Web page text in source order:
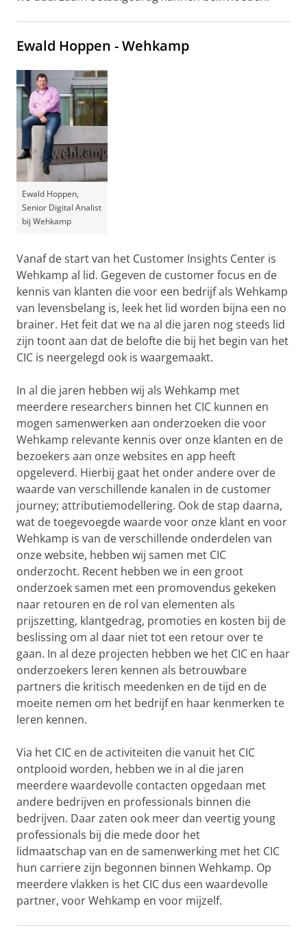
Ewald Hoppen - Wehkamp
Ewald Hoppen,
Senior Digital Analist
bij Wehkamp
Vanaf de start van het Customer Insights Center is
Wehkamp al lid. Gegeven de customer focus en de
kennis van klanten die voor een bedrijf als Wehkamp
van levensbelang is, leek het lid worden bijna een no
brainer. Het feit dat we na al die jaren nog steeds lid
zijn toont aan dat de belofte die bij het begin van het
CIC is neergelegd ook is waargemaakt.
In al die jaren hebben wij als Wehkamp met
meerdere researchers binnen het CIC kunnen en
mogen samenwerken aan onderzoeken die voor
Wehkamp relevante kennis over onze klanten en de
bezoekers aan onze websites en app heeft
opgeleverd. Hierbij gaat het onder andere over de
waarde van verschillende kanalen in de customer
journey; attributiemodellering. Ook de stap daarna,
wat de toegevoegde waarde voor onze klant en voor
Wehkamp is van de verschillende onderdelen van
onze website, hebben wij samen met CIC
onderzocht. Recent hebben we in een groot
onderzoek samen met een promovendus gekeken
naar retouren en de rol van elementen als
prijszetting, klantgedrag, promoties en kosten bij de
beslissing om al daar niet tot een retour over te
gaan. In al deze projecten hebben we het CIC en haar
onderzoekers leren kennen als betrouwbare
partners die kritisch meedenken en de tijd en de
moeite nemen om het bedrijf en haar kenmerken te
leren kennen.
Via het CIC en de activiteiten die vanuit het CIC
ontplooid worden, hebben we in al die jaren
meerdere waardevolle contacten opgedaan met
andere bedrijven en professionals binnen die
bedrijven. Daar zaten ook meer dan veertig young
professionals bij die mede door het
lidmaatschap van en de samenwerking met het CIC
hun carriere zijn begonnen binnen Wehkamp. Op
meerdere vlakken is het CIC dus een waardevolle
partner, voor Wehkamp en voor mijzelf.